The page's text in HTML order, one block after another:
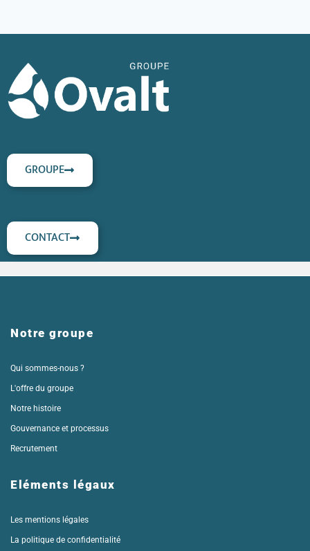
GROUPE
CONTACT
Notre groupe
Qui sommes-nous ?
L'offre du groupe
Notre histoire
Gouvernance et processus
Recrutement
Eléments légaux
Les mentions légales
La politique de confidentialité